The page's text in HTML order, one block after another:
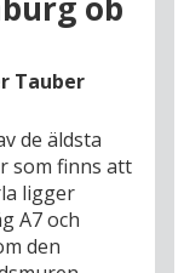
att nå
I
en historisk
finns
(83
traditionerna
års historia.
avsätta tid
romantiska
verkligen
Tauber
de äldsta
som finns att
ligger
A7 och
den